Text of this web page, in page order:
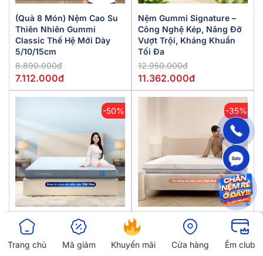
(Quà 8 Món) Nệm Cao Su
Thiên Nhiên Gummi
Classic Thế Hệ Mới Dày
5/10/15cm
8.890.000đ
7.112.000đ
Nệm Gummi Signature –
Công Nghệ Kép, Nâng Đỡ
Vượt Trội, Kháng Khuẩn
Tối Đa
12.950.000đ
11.362.000đ
-50%
Nệm Foam Comfy Cloud
2.0 Siêu Đàn Hồi Dày 15cm
-35%
Nệm Foam Làm Mát,
Kháng Khuẩn Nâng Đỡ 5
Vùng Comfy Lux 1.0
Trang chủ Mã giảm Khuyến mãi Cửa hàng Êm club